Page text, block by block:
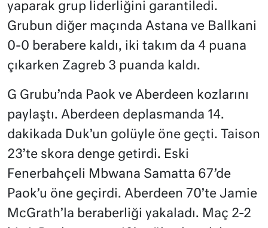
yaparak grup liderliğini garantiledi.
Grubun diğer maçında Astana ve Ballkani
0-0 berabere kaldı, iki takım da 4 puana
çıkarken Zagreb 3 puanda kaldı.
G Grubu’nda Paok ve Aberdeen kozlarını
paylaştı. Aberdeen deplasmanda 14.
dakikada Duk’un golüyle öne geçti. Taison
23’te skora denge getirdi. Eski
Fenerbahçeli Mbwana Samatta 67’de
Paok’u öne geçirdi. Aberdeen 70’te Jamie
McGrath’la beraberliği yakaladı. Maç 2-2